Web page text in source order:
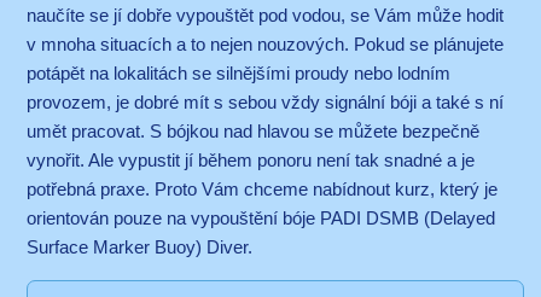
naučíte se jí dobře vypouštět pod vodou, se Vám může hodit
v mnoha situacích a to nejen nouzových. Pokud se plánujete
potápět na lokalitách se silnějšími proudy nebo lodním
provozem, je dobré mít s sebou vždy signální bóji a také s ní
umět pracovat. S bójkou nad hlavou se můžete bezpečně
vynořit. Ale vypustit jí během ponoru není tak snadné a je
potřebná praxe. Proto Vám chceme nabídnout kurz, který je
orientován pouze na vypouštění bóje PADI DSMB (Delayed
Surface Marker Buoy) Diver.